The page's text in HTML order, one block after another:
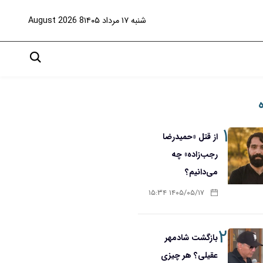
شنبه ۱۷ مرداد ۱۴۰۵ 8 August 2026
۱ از قتل «حمیدرضا
رجب‌زاده» چه
می‌دانیم؟
۱۴۰۵/۰۵/۱۷ ۱۵:۳۴
۲بازگشت شادمهر
عقیلی؟ هر چیزی